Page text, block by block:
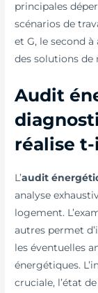
principales
scénarios de
et G, le second
des solutions de
Audit
réalise t-
L’audit
analyse
logement.
autres permet
les éventuelles
énergétiques.
cruciale, l’état